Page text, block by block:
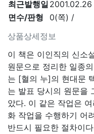
상품상세정보
최근발행일 2001.02.26
면수/판형
0(쪽) /
이 책은 이인직의 신소
원문으로 정리한 일종
는 [혈의 누]의 현대문
는 발표 당시의 원문을
았다. 이 같은 작업은
화 작업을 수행하기 어
반드시 필요한 절차이